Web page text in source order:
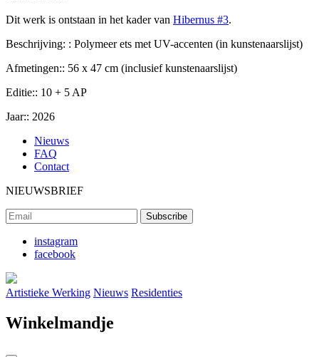
Dit werk is ontstaan in het kader van Hibernus #3.
Beschrijving: : Polymeer ets met UV-accenten (in kunstenaarslijst)
Afmetingen:: 56 x 47 cm (inclusief kunstenaarslijst)
Editie:: 10 + 5 AP
Jaar:: 2026
Nieuws
FAQ
Contact
NIEUWSBRIEF
instagram
facebook
Artistieke Werking Nieuws Residenties
Winkelmandje